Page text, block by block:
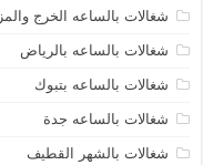
شغالات بالساعه الخرج
شغالات بالساعه بالرياض
شغالات بالساعه بتبوك
شغالات بالساعه جدة
شغالات بالشهر القطيف